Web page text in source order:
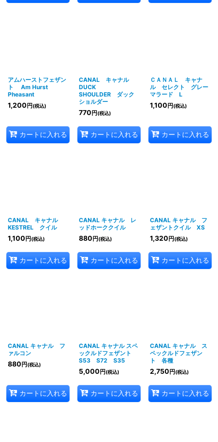
アムハーストフェザン
ト Am Hurst
Pheasant
1,200円(税込)
カートに入れる
CANAL キャナル
DUCK
SHOULDER ダック
ショルダー
770円(税込)
カートに入れる
ＣＡＮＡＬ キャナ
ル セレクト グレー
マラード L
1,100円(税込)
カートに入れる
CANAL キャナル
KESTREL クイル
1,100円(税込)
カートに入れる
CANAL キャナル レ
ッドホーククイル
880円(税込)
カートに入れる
CANAL キャナル フ
ェザントクイル XS
1,320円(税込)
カートに入れる
CANAL キャナル フ
ァルコン
880円(税込)
カートに入れる
CANAL キャナル スペ
ックルドフェザント
S53 S72 S35
5,000円(税込)
カートに入れる
CANAL キャナル ス
ペックルドフェザン
ト 各種
2,750円(税込)
カートに入れる